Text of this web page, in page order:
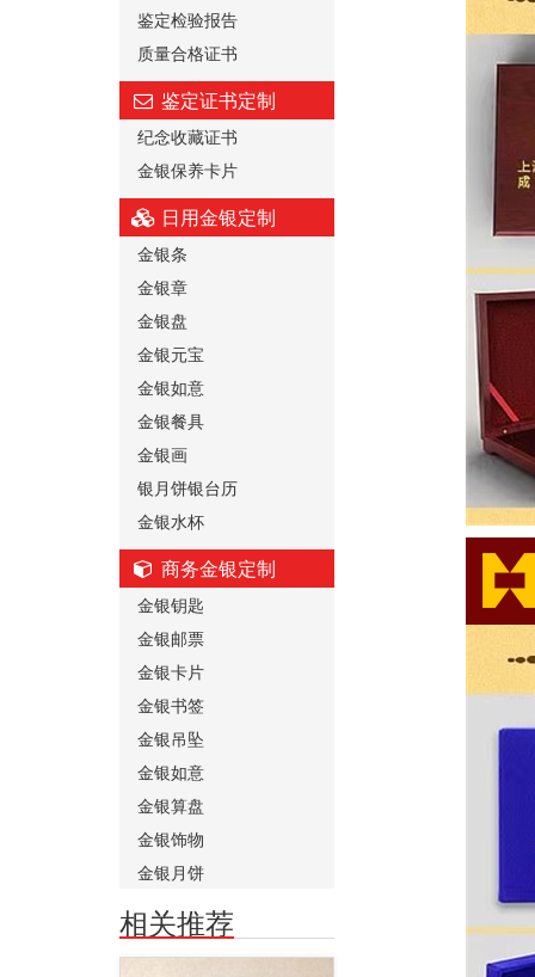
鉴定检验报告
质量合格证书
鉴定证书定制
纪念收藏证书
金银保养卡片
日用金银定制
金银条
金银章
金银盘
金银元宝
金银如意
金银餐具
金银画
银月饼银台历
金银水杯
商务金银定制
金银钥匙
金银邮票
金银卡片
金银书签
金银吊坠
金银如意
金银算盘
金银饰物
金银月饼
相关推荐